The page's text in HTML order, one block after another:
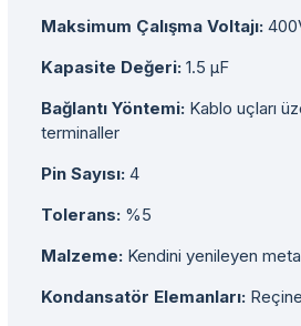
Maksimum Çalışma Voltajı:
Kapasite Değeri: 1.5 µF
Bağlantı Yöntemi: Kablo uçları
terminaller
Pin Sayısı: 4
Tolerans: %5
Malzeme: Kendini yenileyen
Kondansatör Elemanları: